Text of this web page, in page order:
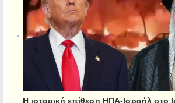
Η ιστορική επίθεση ΗΠΑ-Ισραήλ στο